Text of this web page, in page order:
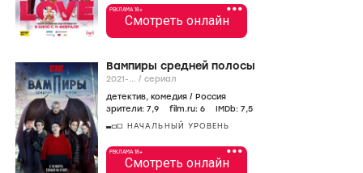
•••
РЕКЛАМА 18+
Смотреть онлайн
Вампиры средней полосы
2021-... / сериал
детектив, комедия / Россия
зрители: 7,9 film.ru: 6 IMDb: 7,5
НАЧАЛЬНЫЙ УРОВЕНЬ
•••
РЕКЛАМА 18+
Смотреть онлайн